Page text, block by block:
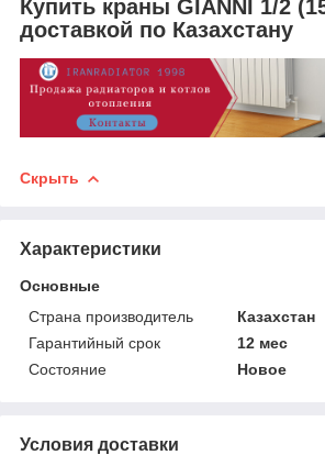
Купить краны GIANNI 1/2
доставкой по Казахстану
Скрыть
Характеристики
Основные
Страна производитель
Казахстан
Гарантийный срок
12 мес
Состояние
Новое
Условия доставки